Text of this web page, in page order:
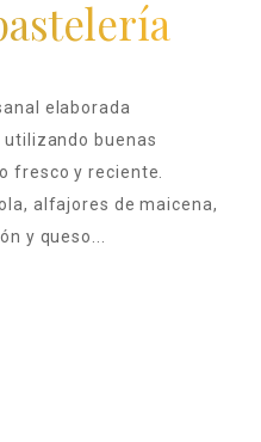
elaborada
buenas
fresco y reciente.
alfajores de maicena,
y queso...